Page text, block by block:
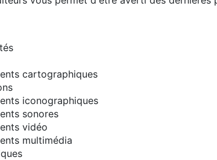
cartographiques
iconographiques
sonores
vidéo
multimédia